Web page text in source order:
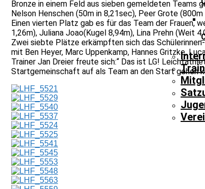
Bronze in einem Feld aus sieben gemeldeten Teams
Nelson Henschen (50m in 8,21sec), Peer Grote
Einen vierten Platz gab es für das Team der Frauen,
1,26m), Juliana Joao(Kugel 8,94m), Lina Prehn (Weit
Zwei siebte Plätze erkämpften sich das
mit Ben Heyer, Marc Uppenkamp, Hannes Gritzke,
Trainer Jan Dreier freute sich:“ Das ist LG!
Startgemeinschaft auf als Team an den Start gehen